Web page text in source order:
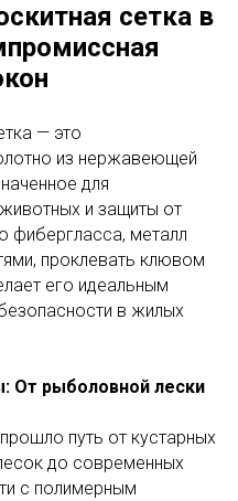
сетка в
— это
из нержавеющей
для
и защиты от
фибергласса, металл
проклевать клювом
его идеальным
в жилых
От рыболовной лески
путь от кустарных
до современных
с полимерным